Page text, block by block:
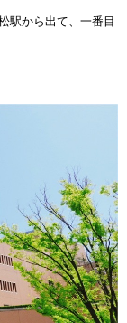
駅から出て、一番目